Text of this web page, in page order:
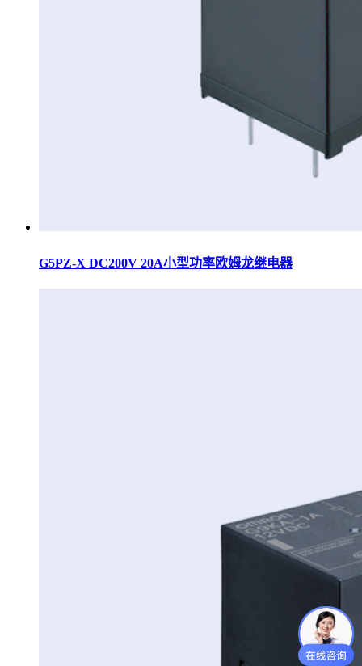
G5PZ-X DC200V 20A小型功率欧姆龙继电器